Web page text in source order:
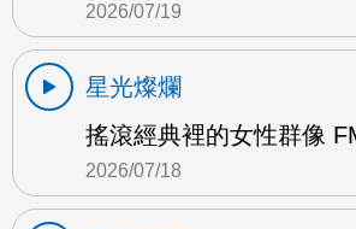
2026/07/19
星光燦爛
搖滾經典裡的女性群像
2026/07/18